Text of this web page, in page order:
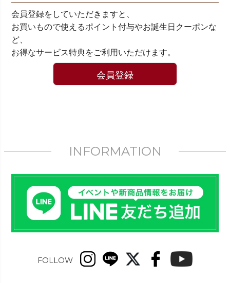
会員登録をしていただきますと、
お買いもので使えるポイント付与やお誕生日クーポンな
ど、
お得なサービス特典をご利用いただけます。
会員登録
INFORMATION
FOLLOW